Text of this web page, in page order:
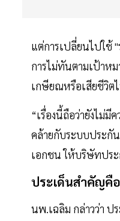
แต่การเปลี่ยนไปใช้
การไม่ทันตามเป้าหม
เกษียณหรือเสียชีวิต
“เรื่องนี้ถือว่ายังไม่มี
คล้ายกับระบบประกั
เอกชน ให้บริษัทประ
ประเด็นสำคัญคื
นพ.เฉลิม กล่าวว่า ป